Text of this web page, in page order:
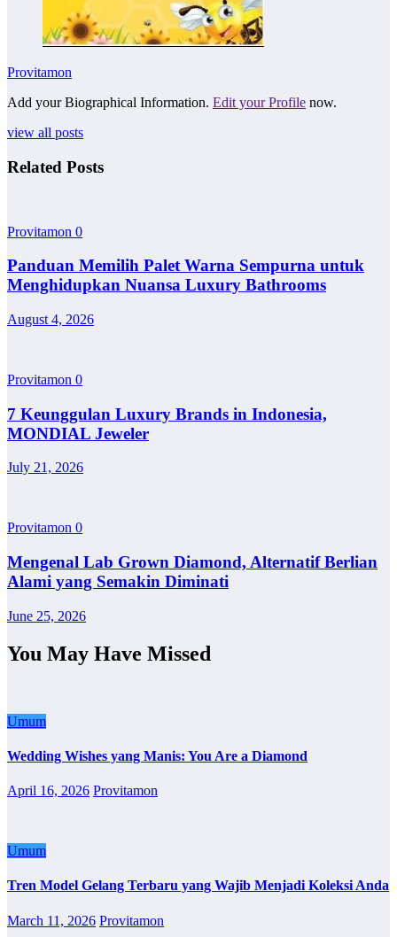
Provitamon
Add your Biographical Information. Edit your Profile now.
view all posts
Related Posts
Provitamon 0
Panduan Memilih Palet Warna Sempurna untuk
Menghidupkan Nuansa Luxury Bathrooms
August 4, 2026
Provitamon 0
7 Keunggulan Luxury Brands in Indonesia,
MONDIAL Jeweler
July 21, 2026
Provitamon 0
Mengenal Lab Grown Diamond, Alternatif Berlian
Alami yang Semakin Diminati
June 25, 2026
You May Have Missed
Umum
Wedding Wishes yang Manis: You Are a Diamond
April 16, 2026 Provitamon
Umum
Tren Model Gelang Terbaru yang Wajib Menjadi Koleksi Anda
March 11, 2026 Provitamon